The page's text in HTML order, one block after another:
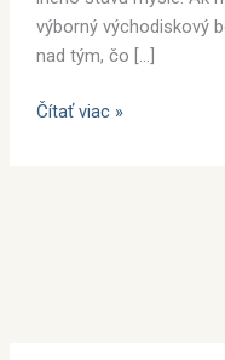
výborný východiskový
nad tým, čo […]
Čítať viac »